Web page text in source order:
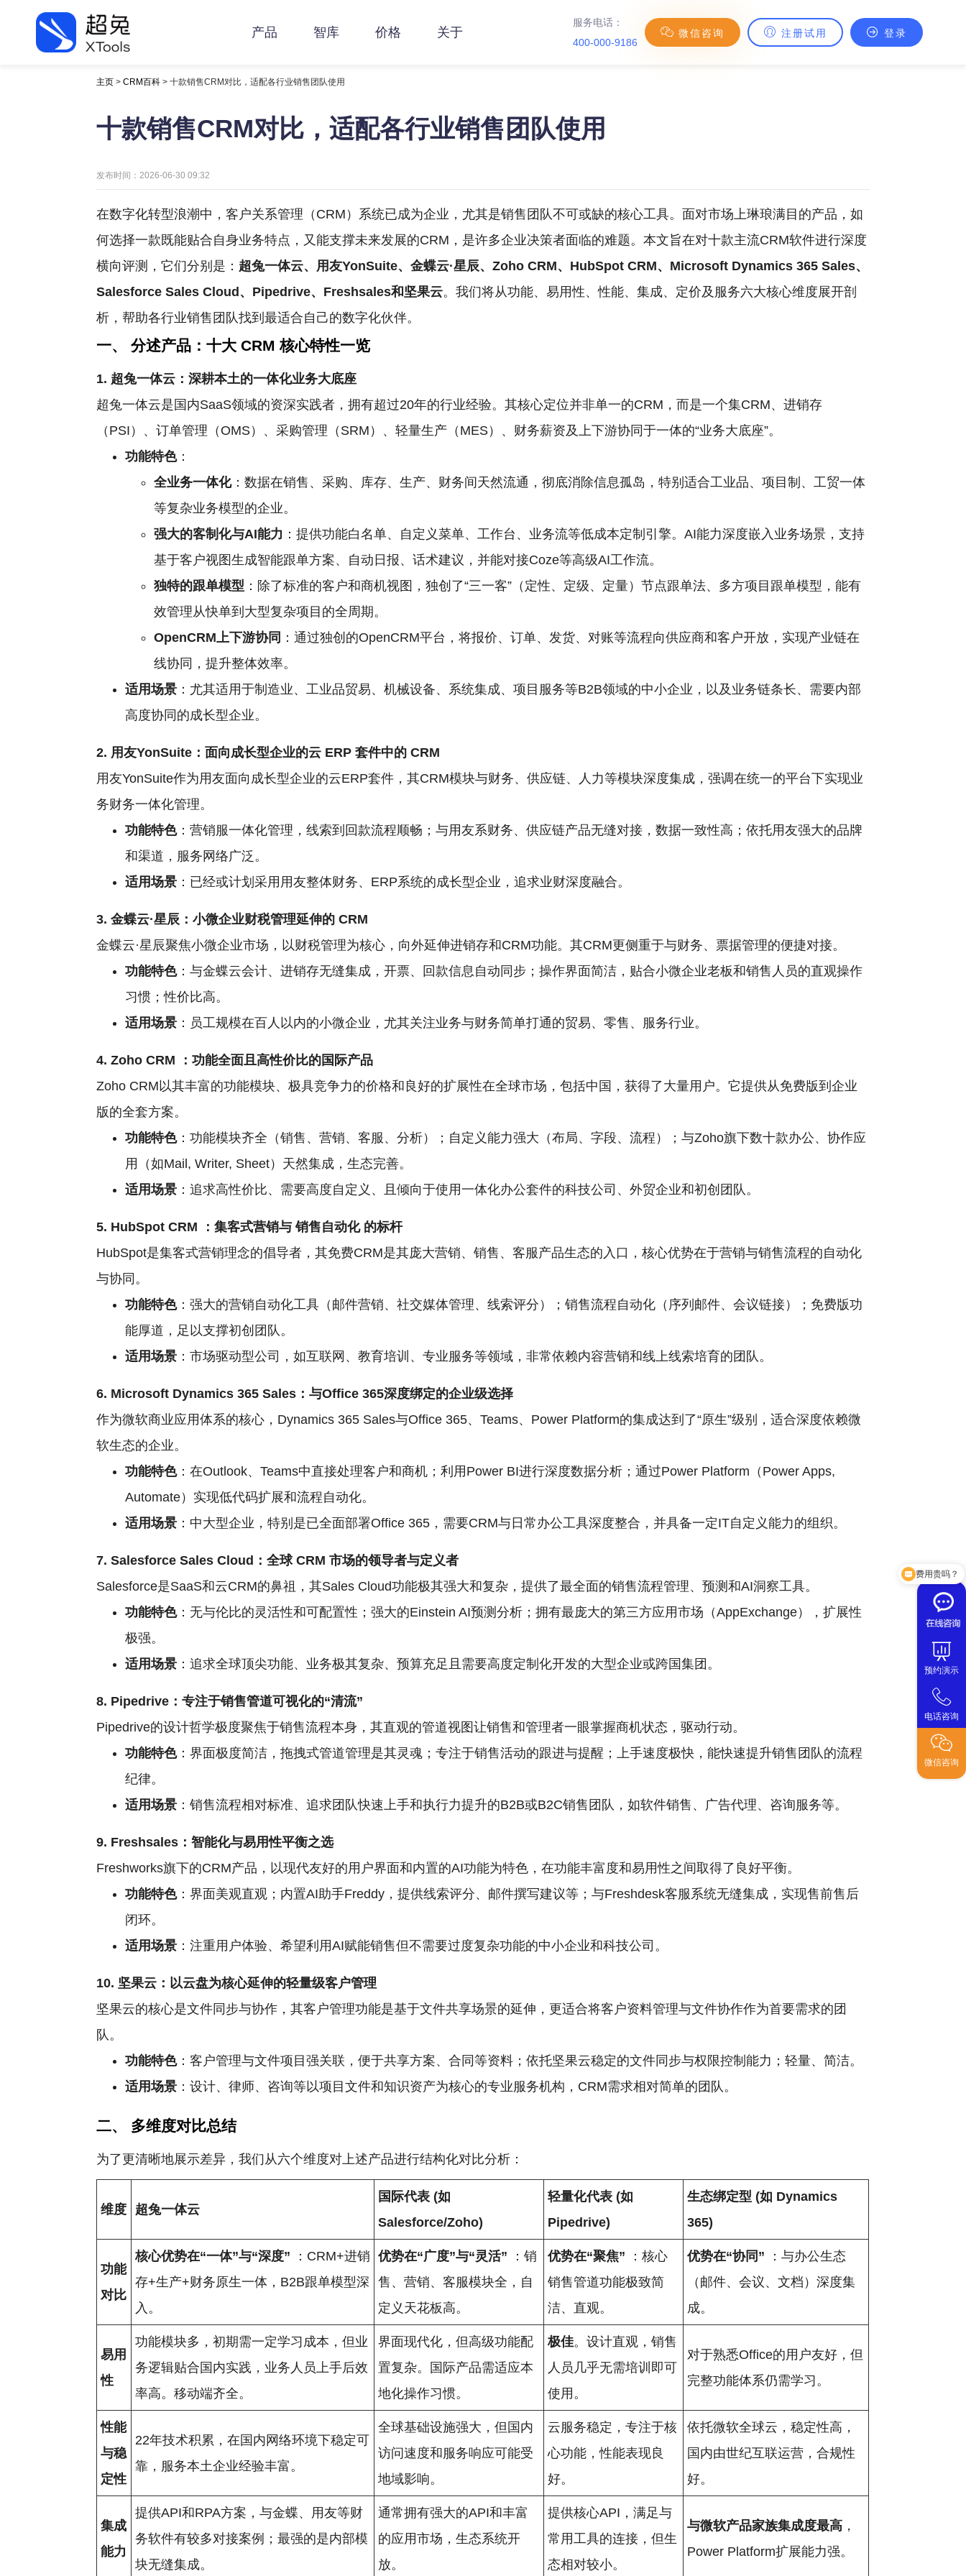
产品 智库 价格 关于
服务电话：
400-000-9186
微信咨询 注册试用 登录
预约演示
电话咨询
微信咨询
主页 >CRM百科 > 十款销售CRM对比，适配各行业销售团队使用
十款销售CRM对比，适配各行业销售团队使用
发布时间：2026-06-30 09:32
在数字化转型浪潮中，客户关系管理（CRM）系统已成为企业，尤其是销售团队不可或缺的核心工具。面对市场上琳琅满目的产品，如
何选择一款既能贴合自身业务特点，又能支撑未来发展的CRM，是许多企业决策者面临的难题。本文旨在对十款主流CRM软件进行深度
横向评测，它们分别是： 超兔一体云、用友YonSuite、金蝶云·星辰、Zoho CRM、HubSpot CRM、Microsoft Dynamics 365 Sales、
Salesforce Sales Cloud、Pipedrive、Freshsales和坚果云。我们将从功能、易用性、性能、集成、定价及服务六大核心维度展开剖
析，帮助各行业销售团队找到最适合自己的数字化伙伴。
一、 分述产品：十大 CRM 核心特性一览
1. 超兔一体云：深耕本土的一体化业务大底座
超兔一体云是国内SaaS领域的资深实践者，拥有超过20年的行业经验。其核心定位并非单一的CRM，而是一个集CRM、进销存
（PSI）、订单管理（OMS）、采购管理（SRM）、轻量生产（MES）、财务薪资及上下游协同于一体的“业务大底座”。
功能特色：
全业务一体化：数据在销售、采购、库存、生产、财务间天然流通，彻底消除信息孤岛，特别适合工业品、项目制、工贸一体
等复杂业务模型的企业。
强大的客制化与AI能力 ：提供功能白名单、自定义菜单、工作台、业务流等低成本定制引擎。AI能力深度嵌入业务场景，支持
基于客户视图生成智能跟单方案、自动日报、话术建议，并能对接Coze等高级AI工作流。
独特的跟单模型 ：除了标准的客户和商机视图，独创了“三一客”（定性、定级、定量）节点跟单法、多方项目跟单模型，能有
效管理从快单到大型复杂项目的全周期。
OpenCRM上下游协同 ：通过独创的OpenCRM平台，将报价、订单、发货、对账等流程向供应商和客户开放，实现产业链在
线协同，提升整体效率。
适用场景 ：尤其适用于制造业、工业品贸易、机械设备、系统集成、项目服务等B2B领域的中小企业，以及业务链条长、需要内部
高度协同的成长型企业。
2. 用友YonSuite：面向成长型企业的云 ERP 套件中的 CRM
用友YonSuite作为用友面向成长型企业的云ERP套件，其CRM模块与财务、供应链、人力等模块深度集成，强调在统一的平台下实现业
务财务一体化管理。
功能特色：营销服一体化管理，线索到回款流程顺畅；与用友系财务、供应链产品无缝对接，数据一致性高；依托用友强大的品牌
和渠道，服务网络广泛。
适用场景 ：已经或计划采用用友整体财务、ERP系统的成长型企业，追求业财深度融合。
3. 金蝶云·星辰：小微企业财税管理延伸的 CRM
金蝶云·星辰聚焦小微企业市场，以财税管理为核心，向外延伸进销存和CRM功能。其CRM更侧重于与财务、票据管理的便捷对接。
功能特色：与金蝶云会计、进销存无缝集成，开票、回款信息自动同步；操作界面简洁，贴合小微企业老板和销售人员的直观操作
习惯；性价比高。
适用场景 ：员工规模在百人以内的小微企业，尤其关注业务与财务简单打通的贸易、零售、服务行业。
4. Zoho CRM
：功能全面且高性价比的国际产品
Zoho CRM以其丰富的功能模块、极具竞争力的价格和良好的扩展性在全球市场，包括中国，获得了大量用户。它提供从免费版到企业
版的全套方案。
功能特色：功能模块齐全（销售、营销、客服、分析）；自定义能力强大（布局、字段、流程）；与Zoho旗下数十款办公、协作应
用（如Mail, Writer, Sheet）天然集成，生态完善。
适用场景 ：追求高性价比、需要高度自定义、且倾向于使用一体化办公套件的科技公司、外贸企业和初创团队。
5. HubSpot CRM ：集客式营销与 销售自动化 的标杆
HubSpot是集客式营销理念的倡导者，其免费CRM是其庞大营销、销售、客服产品生态的入口，核心优势在于营销与销售流程的自动化
与协同。
功能特色：强大的营销自动化工具（邮件营销、社交媒体管理、线索评分）；销售流程自动化（序列邮件、会议链接）；免费版功
能厚道，足以支撑初创团队。
适用场景 ：市场驱动型公司，如互联网、教育培训、专业服务等领域，非常依赖内容营销和线上线索培育的团队。
6. Microsoft Dynamics 365 Sales：与Office 365深度绑定的企业级选择
作为微软商业应用体系的核心，Dynamics 365 Sales与Office 365、Teams、Power Platform的集成达到了“原生”级别，适合深度依赖微
软生态的企业。
功能特色：在Outlook、Teams中直接处理客户和商机；利用Power BI进行深度数据分析；通过Power Platform（Power Apps,
Automate）实现低代码扩展和流程自动化。
适用场景 ：中大型企业，特别是已全面部署Office 365，需要CRM与日常办公工具深度整合，并具备一定IT自定义能力的组织。
7. Salesforce Sales Cloud：全球 CRM 市场的领导者与定义者
Salesforce是SaaS和云CRM的鼻祖，其Sales Cloud功能极其强大和复杂，提供了最全面的销售流程管理、预测和AI洞察工具。
功能特色：无与伦比的灵活性和可配置性；强大的Einstein AI预测分析；拥有最庞大的第三方应用市场（AppExchange），扩展性
极强。
适用场景 ：追求全球顶尖功能、业务极其复杂、预算充足且需要高度定制化开发的大型企业或跨国集团。
8. Pipedrive：专注于销售管道可视化的“清流”
Pipedrive的设计哲学极度聚焦于销售流程本身，其直观的管道视图让销售和管理者一眼掌握商机状态，驱动行动。
功能特色：界面极度简洁，拖拽式管道管理是其灵魂；专注于销售活动的跟进与提醒；上手速度极快，能快速提升销售团队的流程
纪律。
适用场景 ：销售流程相对标准、追求团队快速上手和执行力提升的B2B或B2C销售团队，如软件销售、广告代理、咨询服务等。
9. Freshsales：智能化与易用性平衡之选
Freshworks旗下的CRM产品，以现代友好的用户界面和内置的AI功能为特色，在功能丰富度和易用性之间取得了良好平衡。
功能特色：界面美观直观；内置AI助手Freddy，提供线索评分、邮件撰写建议等；与Freshdesk客服系统无缝集成，实现售前售后
闭环。
适用场景 ：注重用户体验、希望利用AI赋能销售但不需要过度复杂功能的中小企业和科技公司。
10. 坚果云：以云盘为核心延伸的轻量级客户管理
坚果云的核心是文件同步与协作，其客户管理功能是基于文件共享场景的延伸，更适合将客户资料管理与文件协作作为首要需求的团
队。
功能特色：客户管理与文件项目强关联，便于共享方案、合同等资料；依托坚果云稳定的文件同步与权限控制能力；轻量、简洁。
适用场景 ：设计、律师、咨询等以项目文件和知识资产为核心的专业服务机构，CRM需求相对简单的团队。
二、 多维度对比总结
为了更清晰地展示差异，我们从六个维度对上述产品进行结构化对比分析：
维度 超兔一体云
国际代表 (如
Salesforce/Zoho)
轻量化代表 (如
Pipedrive)
生态绑定型 (如 Dynamics
365)
功能
对比
核心优势在“一体”与“深度” ：CRM+进销
存+生产+财务原生一体，B2B跟单模型深
入。
优势在“广度”与“灵活” ：销
售、营销、客服模块全，自
定义天花板高。
优势在“聚焦” ：核心
销售管道功能极致简
洁、直观。
优势在“协同” ：与办公生态
（邮件、会议、文档）深度集
成。
易用
性
功能模块多，初期需一定学习成本，但业
务逻辑贴合国内实践，业务人员上手后效
率高。移动端齐全。
界面现代化，但高级功能配
置复杂。国际产品需适应本
地化操作习惯。
极佳。设计直观，销售
人员几乎无需培训即可
使用。
对于熟悉Office的用户友好，但
完整功能体系仍需学习。
性能
与稳
定性
22年技术积累，在国内网络环境下稳定可
靠，服务本土企业经验丰富。
全球基础设施强大，但国内
访问速度和服务响应可能受
地域影响。
云服务稳定，专注于核
心功能，性能表现良
好。
依托微软全球云，稳定性高，
国内由世纪互联运营，合规性
好。
集成
能力
提供API和RPA方案，与金蝶、用友等财
务软件有较多对接案例；最强的是内部模
块无缝集成。
通常拥有强大的API和丰富
的应用市场，生态系统开
放。
提供核心API，满足与
常用工具的连接，但生
态相对较小。
与微软产品家族集成度最高 ，
Power Platform扩展能力强。
费用贵吗？